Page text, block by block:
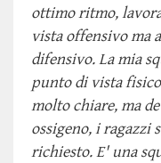
ottimo ritmo,
vista offensivo ma
difensivo. La mia
punto di vista
molto chiare, ma
ossigeno, i ragazzi
richiesto. E' una